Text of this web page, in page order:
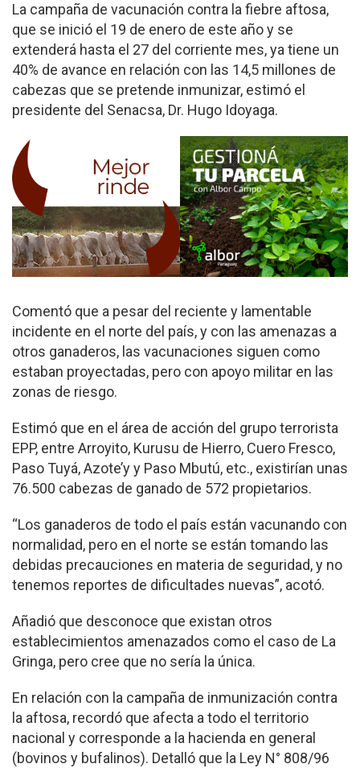
La campaña de vacunación contra la fiebre aftosa,
que se inició el 19 de enero de este año y se
extenderá hasta el 27 del corriente mes, ya tiene un
40% de avance en relación con las 14,5 millones de
cabezas que se pretende inmunizar, estimó el
presidente del Senacsa, Dr. Hugo Idoyaga.
Comentó que a pesar del reciente y lamentable
incidente en el norte del país, y con las amenazas a
otros ganaderos, las vacunaciones siguen como
estaban proyectadas, pero con apoyo militar en las
zonas de riesgo.
Estimó que en el área de acción del grupo terrorista
EPP, entre Arroyito, Kurusu de Hierro, Cuero Fresco,
Paso Tuyá, Azote’y y Paso Mbutú, etc., existirían unas
76.500 cabezas de ganado de 572 propietarios.
“Los ganaderos de todo el país están vacunando con
normalidad, pero en el norte se están tomando las
debidas precauciones en materia de seguridad, y no
tenemos reportes de dificultades nuevas”, acotó.
Añadió que desconoce que existan otros
establecimientos amenazados como el caso de La
Gringa, pero cree que no sería la única.
En relación con la campaña de inmunización contra
la aftosa, recordó que afecta a todo el territorio
nacional y corresponde a la hacienda en general
(bovinos y bufalinos). Detalló que la Ley N° 808/96